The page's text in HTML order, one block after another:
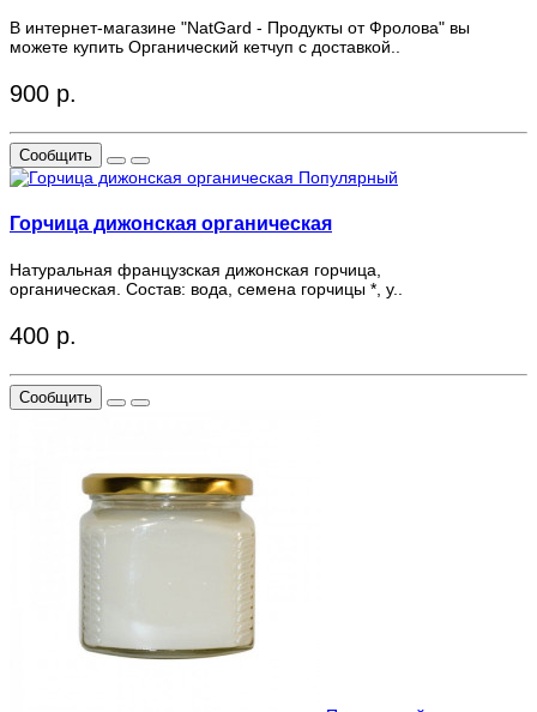
В интернет-магазине "NatGard - Продукты от Фролова" вы
можете купить Органический кетчуп с доставкой..
900 р.
Сообщить
Популярный
Горчица дижонская органическая
Натуральная французская дижонская горчица,
органическая. Состав: вода, семена горчицы *, у..
400 р.
Сообщить